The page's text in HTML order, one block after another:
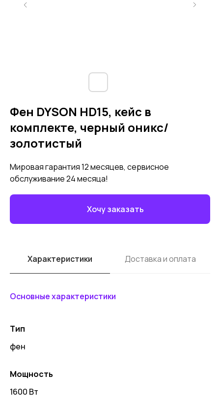
Фен DYSON HD15, кейс в
комплекте, черный оникс/
золотистый
Мировая гарантия 12 месяцев, сервисное
обслуживание 24 месяца!
Хочу заказать
Характеристики Доставка и оплата
Основные характеристики
Тип
фен
Мощность
1600 Вт